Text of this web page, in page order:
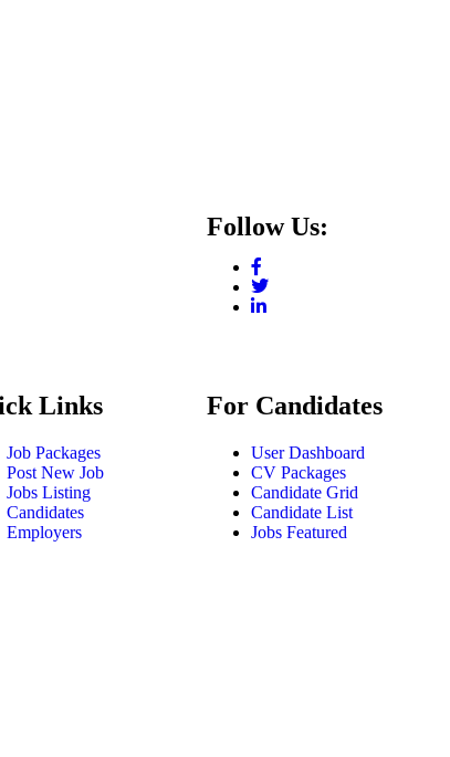
Follow Us:
Links
Job Packages
Post New Job
Jobs Listing
Candidates
Employers
For Candidates
User Dashboard
CV Packages
Candidate Grid
Candidate List
Jobs Featured